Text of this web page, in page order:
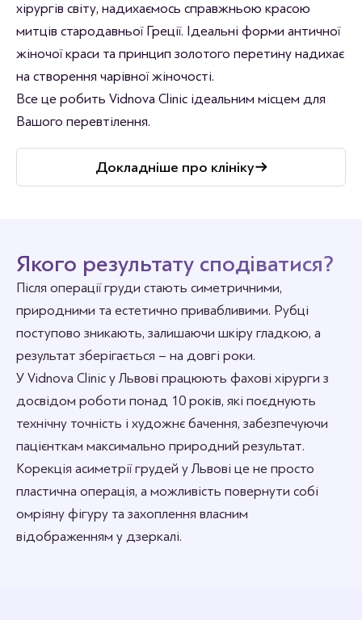
хірургів світу, надихаємось справжньою красою
митців стародавньої Греції. Ідеальні форми античної
жіночої краси та принцип золотого перетину надихає
на створення чарівної жіночості.
Все це робить Vidnova Clinic ідеальним місцем для
Вашого перевтілення.
Докладніше про клініку
Якого результату сподіватися?
Після операції груди стають симетричними,
природними та естетично привабливими. Рубці
поступово зникають, залишаючи шкіру гладкою, а
результат зберігається – на довгі роки.
У Vidnova Сlinic у Львові працюють фахові хірурги з
досвідом роботи понад 10 років, які поєднують
технічну точність і художнє бачення, забезпечуючи
пацієнткам максимально природний результат.
Корекція асиметрії грудей у Львові це не просто
пластична операція, а можливість повернути собі
омріяну фігуру та захоплення власним
відображенням у дзеркалі.